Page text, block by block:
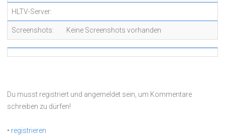
HLTV-Server:
Screenshots: Keine Screenshots vorhanden
Du musst registriert und angemeldet sein, um Kommentare
schreiben zu dürfen!
• registrieren